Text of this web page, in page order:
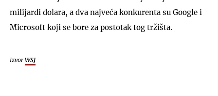
milijardi dolara, a dva najveća konkurenta su Google i
Microsoft koji se bore za postotak tog tržišta.
Izvor WSJ